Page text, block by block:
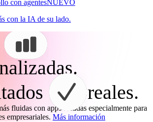
con agentesNUEVO
con la IA de su lado.
reales.
fluidas con apps creadas especialmente para
empresariales. Más información